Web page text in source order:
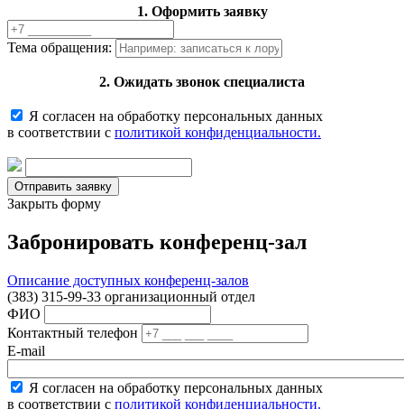
1. Оформить заявку
Тема обращения:
2. Ожидать звонок специалиста
Я согласен на обработку персональных данных
в соответствии с политикой конфиденциальности.
Закрыть форму
Забронировать конференц-зал
Описание доступных конференц-залов
(383) 315-99-33 организационный отдел
ФИО
Контактный телефон
E-mail
Я согласен на обработку персональных данных
в соответствии с политикой конфиденциальности.